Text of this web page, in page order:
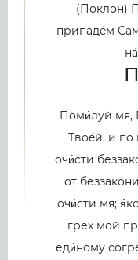
(Поклон)
припадéм
Поми́луй мя,
Твоéй, и по
очи́сти
от
очи́сти мя;
грех мой
еди́ному